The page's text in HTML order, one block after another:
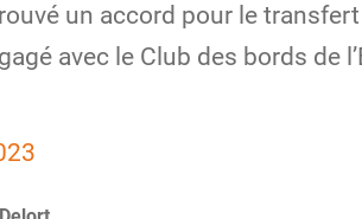
un accord pour le
avec le Club des bords de